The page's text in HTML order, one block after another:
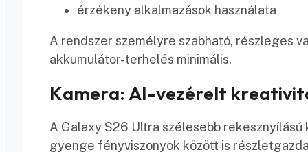
érzékeny alkalmazások használata
A rendszer személyre szabható, részleges
akkumulátor-terhelés minimális.
Kamera: AI-vezérelt
A Galaxy S26 Ultra szélesebb
gyenge fényviszonyok között is